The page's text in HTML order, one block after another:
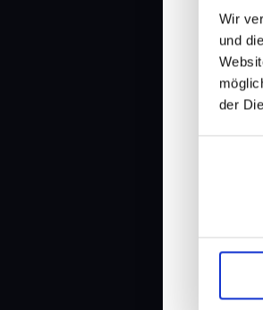
Wir
und
der